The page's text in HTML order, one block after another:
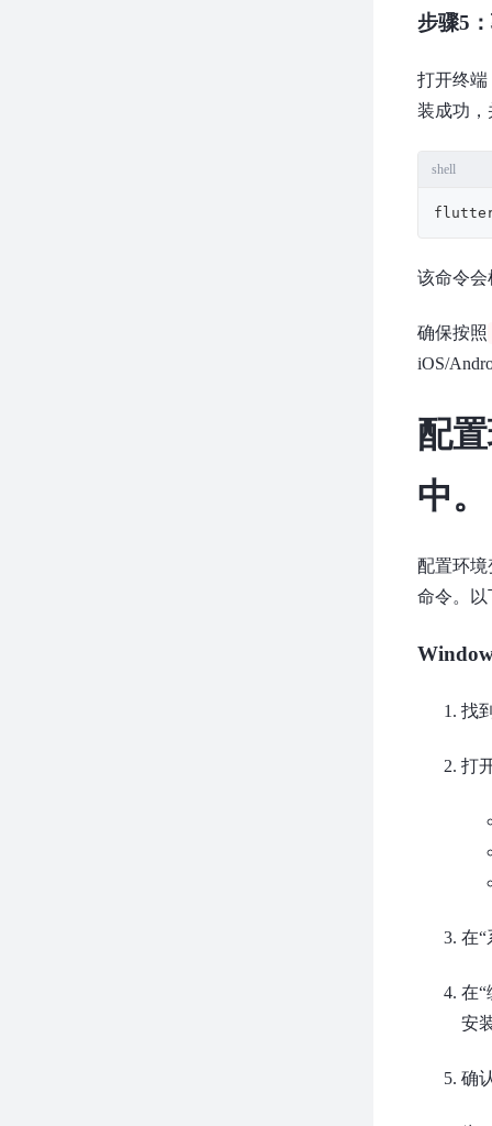
步骤5
打开终端
装成功，
shell
该命令会
确保按照
iOS/
配
中。
配置环境
命令。以
找
打
在“
在“
安
确